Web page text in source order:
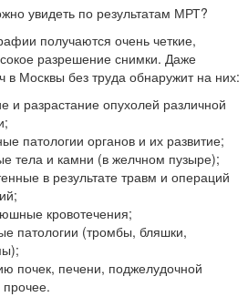
увидеть по результатам МРТ?
получаются очень четкие,
разрешение снимки. Даже
в Москвы без труда обнаружит на них:
и разрастание опухолей различной
патологии органов и их развитие;
тела и камни (в желчном пузыре);
в результате травм и операций
кровотечения;
патологии (тромбы, бляшки,
почек, печени, поджелудочной